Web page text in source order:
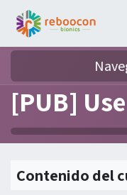
[PUB]
Contenido del